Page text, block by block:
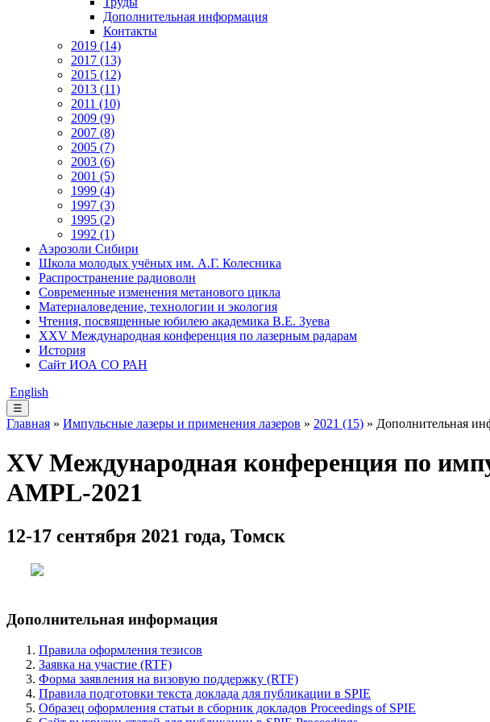
Дополнительная информация
Контакты
2019 (14)
2017 (13)
2015 (12)
2013 (11)
2011 (10)
2009 (9)
2007 (8)
2005 (7)
2003 (6)
2001 (5)
1999 (4)
1997 (3)
1995 (2)
1992 (1)
Аэрозоли Сибири
Школа молодых учёных им. А.Г. Колесника
Распространение радиоволн
Современные изменения метанового цикла
Материаловедение, технологии и экология
Чтения, посвященные юбилею академика В.Е. Зуева
XXV Международная конференция по лазерным радарам
История
Сайт ИОА СО РАН
English
☰
Главная » Импульсные лазеры и применения лазеров » 2021 (15) » Дополнительная
XV Международная конференция по
AMPL-2021
12-17 сентября 2021 года, Томск
Дополнительная информация
Правила оформления тезисов
Заявка на участие (RTF)
Форма заявления на визовую поддержку (RTF)
Правила подготовки текста доклада для публикации в SPIE
Образец оформления статьи в сборник докладов Proceedings of SPIE